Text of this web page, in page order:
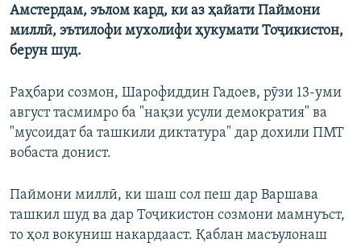
Амстердам, эълом кард, ки аз ҳайати Паймони
миллӣ, эътилофи мухолифи ҳукумати Тоҷикистон,
берун шуд.
Раҳбари созмон, Шарофиддин Гадоев, рӯзи 13-уми
август тасмимро ба "нақзи усули демократия" ва
"мусоидат ба ташкили диктатура" дар дохили ПМТ
вобаста донист.
Паймони миллӣ, ки шаш сол пеш дар Варшава
ташкил шуд ва дар Тоҷикистон созмони мамнуъст,
то ҳол вокуниш накардааст. Қаблан масъулонаш